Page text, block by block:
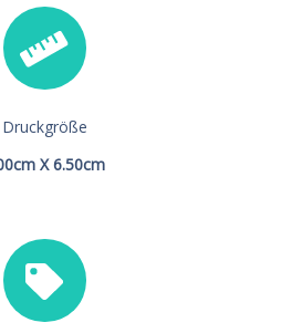
Druckgröße
X 6.50cm